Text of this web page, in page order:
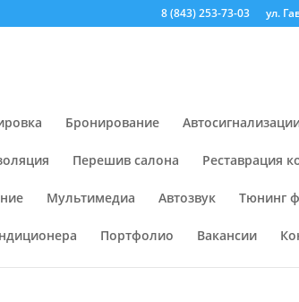
8 (843) 253-73-03 ул.
Бронирование
Перешив салона Реставрация
Мультимедиа Автозвук Тюнинг
Портфолио Вакансии